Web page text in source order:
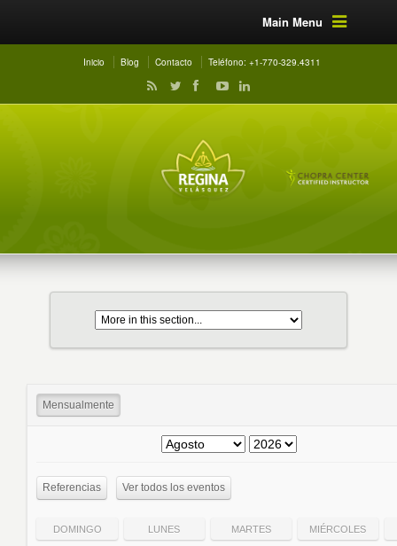
Main Menu
Inicio Blog Contacto Teléfono: +1-770-329.4311
Mensualmente
Referencias Ver todos los eventos
DOMINGO LUNES MARTES MIÉRCOLES